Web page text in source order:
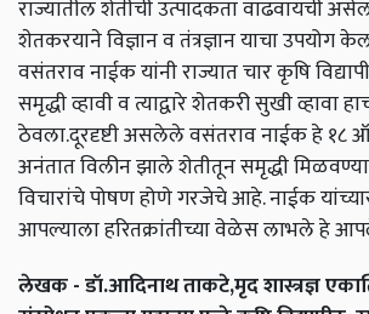
राज्यातील शेतीची उत्पादकता वाढवायची
शेतकरयाने विज्ञान व तंत्रज्ञान याचा उपयोग
वसंतराव नाईक यांनी राज्यात चार कृषि
समृद्धी व्हावी व त्याद्वारे शेतकरी सुखी व्हावा
ठेवला.दूरदृष्टी असलेले वसंतराव नाईक हे १८
अनंतात विलीन झाले शेतीतून समृद्धी
विचारांचे पोषण होणे गरजेचे आहे. नाईक
आपल्याला हरितक्रांतीच्या वेळेस लाभले हे
लेखक - डॉ.आदिनाथ ताकटे,मृद शास्त्रज्ञ